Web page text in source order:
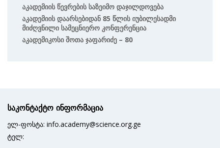
Აკადემიის Წევრების Საზეიმო Დაჯილდოვება
Აკადემიის Დაარსებიდან 85 Წლის Იუბილესადმი
Მიძღვნილი Სამეცნიერო Კონფერენცია
Აკადემიკოსი Შოთა Ჯაფარიძე – 80
საკონტაქტო ინფორმაცია
ელ-ფოსტა: info.academy@science.org.ge
ტელ: